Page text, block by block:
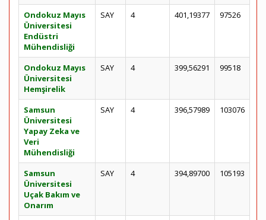
Ondokuz Mayıs
Üniversitesi
Endüstri
Mühendisliği
SAY 4 401,19377 97526
Ondokuz Mayıs
Üniversitesi
Hemşirelik
SAY 4 399,56291 99518
Samsun
Üniversitesi
Yapay Zeka ve
Veri
Mühendisliği
SAY 4 396,57989 103076
Samsun
Üniversitesi
Uçak Bakım ve
Onarım
SAY 4 394,89700 105193